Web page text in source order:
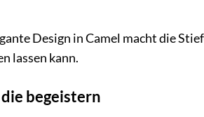
Design in Camel macht die
lassen kann.
begeistern